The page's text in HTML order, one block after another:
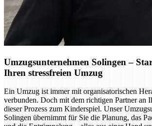
Umzugsunternehmen Solingen –
Ihren stressfreien Umzug
Ein Umzug ist immer mit organisatorischen
verbunden. Doch mit dem richtigen Partner an
dieser Prozess zum Kinderspiel. Unser
Solingen übernimmt für Sie die Planung, das